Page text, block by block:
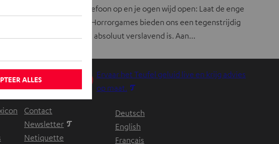
Licht uit, koptelefoon op en je ogen wijd open: Laat de enge
pret beginnen! Horrorgames bieden ons een tegenstrijdig
speelplezier dat absoluut verslavend is. Aan…
Ervaar het Teufel geluid live en krijg advies
op maat.
e
n
t
Contact
Newsletter
Netiquette
Deutsch
English
Français
ALLES